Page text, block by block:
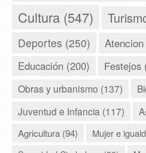
Cultura (547)
Deportes (250)
Educación (200) Festejos
Obras y urbanismo (137)
Juventud e Infancia (117)
Agricultura (94)
Mujer e